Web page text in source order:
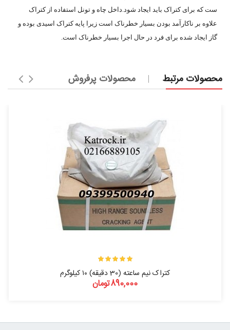
ست که برای کتراک باید ایجاد شود.داخل چاه و تونل استفاده از کتراک
علاوه بر ناکارآمد بودن بسیار خطرناک است زیرا پایه کتراک اسیدی بوده و
گاز ایجاد شده برای فرد در حال اجرا بسیار خطرناک است.
محصولات مرتبط محصولات پرفروش
کتراک نیم ساعته (30 دقیقه) ۱۰ کیلوگرم
890,000تومان